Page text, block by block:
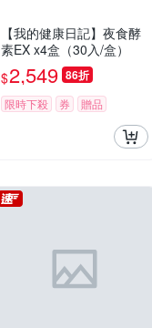
【我的健康日記】夜食酵
素EX x4盒（30入/盒）
$2,549 86折
限時下殺 券 贈品